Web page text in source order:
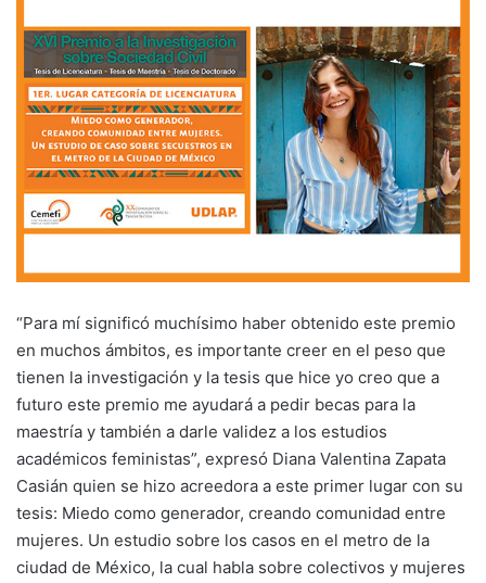
“Para mí significó muchísimo haber obtenido este premio
en muchos ámbitos, es importante creer en el peso que
tienen la investigación y la tesis que hice yo creo que a
futuro este premio me ayudará a pedir becas para la
maestría y también a darle validez a los estudios
académicos feministas”, expresó Diana Valentina Zapata
Casián quien se hizo acreedora a este primer lugar con su
tesis: Miedo como generador, creando comunidad entre
mujeres. Un estudio sobre los casos en el metro de la
ciudad de México, la cual habla sobre colectivos y mujeres